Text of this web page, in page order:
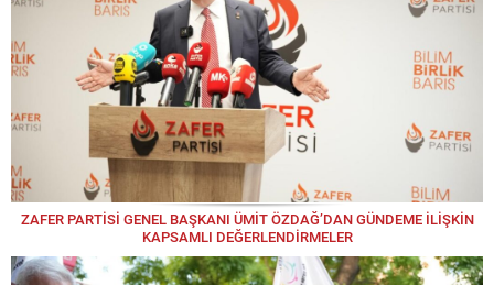
ZAFER PARTİSİ GENEL BAŞKANI ÜMİT ÖZDAĞ’DAN GÜNDEME İLİŞKİN
KAPSAMLI DEĞERLENDİRMELER